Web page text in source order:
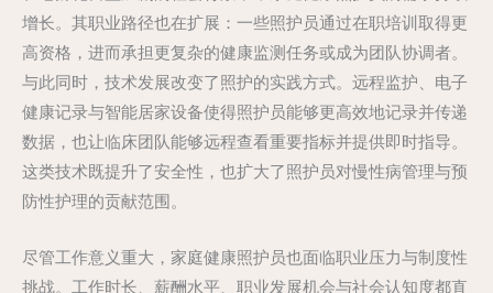
增长。其职业路径也在扩展：一些照护员通过在职培训取得更
高资格，进而承担更复杂的健康监测任务或成为团队协调者。
与此同时，技术发展改变了照护的实践方式。远程监护、电子
健康记录与智能居家设备使得照护员能够更高效地记录并传递
数据，也让临床团队能够远程查看重要指标并提供即时指导。
这类技术既提升了安全性，也扩大了照护员对慢性病管理与预
防性护理的贡献范围。
尽管工作意义重大，家庭健康照护员也面临职业压力与制度性
挑战。工作时长、薪酬水平、职业发展机会与社会认知度都直